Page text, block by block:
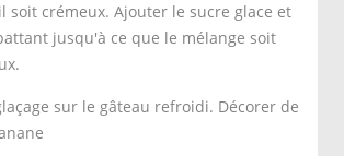
soit crémeux. Ajouter le sucre glace et
jusqu'à ce que le mélange soit
sur le gâteau refroidi. Décorer de